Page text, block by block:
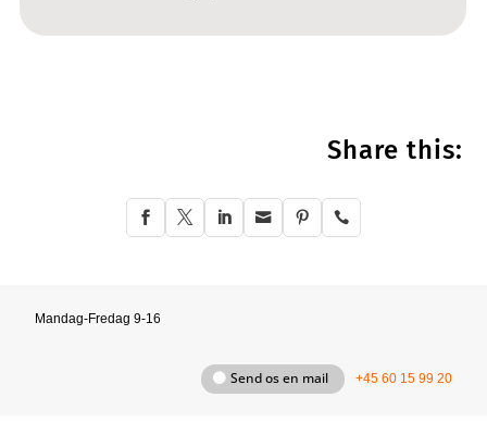
Share this:
     
Mandag-Fredag 9-16
Send os en mail +45 60 15 99 20